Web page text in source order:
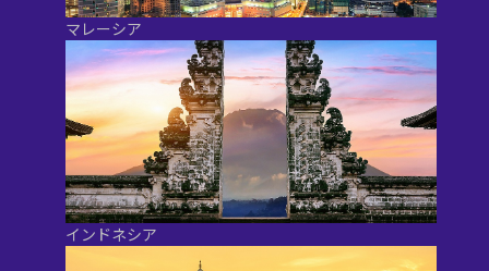
マレーシア
インドネシア